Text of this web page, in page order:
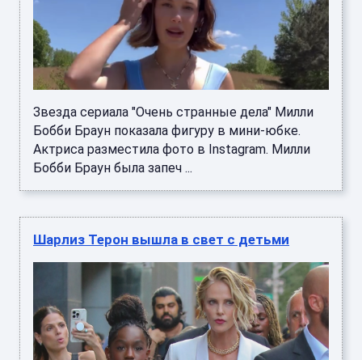
Звезда сериала "Очень странные дела" Милли
Бобби Браун показала фигуру в мини-юбке.
Актриса разместила фото в Instagram. Милли
Бобби Браун была запеч ...
Шарлиз Терон вышла в свет с детьми